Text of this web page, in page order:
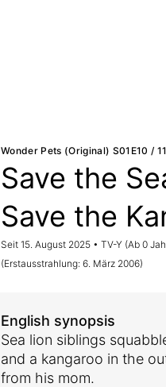
Wonder Pets (Original) S01E10 /
Save the
Save the
Seit 15. August 2025 • TV-Y (Ab 0
(Erstausstrahlung: 6. März 2006)
English synopsis
Sea lion siblings
and a kangaroo in the
from his mom.